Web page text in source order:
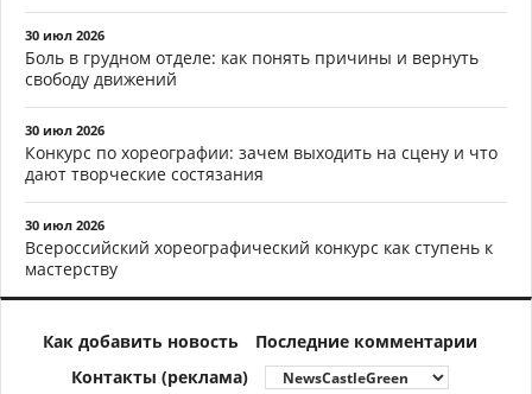
30 июл 2026
Боль в грудном отделе: как понять причины и вернуть
свободу движений
30 июл 2026
Конкурс по хореографии: зачем выходить на сцену и что
дают творческие состязания
30 июл 2026
Всероссийский хореографический конкурс как ступень к
мастерству
Как добавить новость
Последние комментарии
Контакты (реклама)